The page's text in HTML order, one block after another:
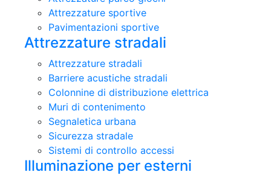
Attrezzature sportive
Pavimentazioni sportive
Attrezzature stradali
Attrezzature stradali
Barriere acustiche stradali
Colonnine di distribuzione elettrica
Muri di contenimento
Segnaletica urbana
Sicurezza stradale
Sistemi di controllo accessi
Illuminazione per esterni